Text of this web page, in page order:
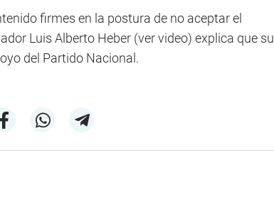
firmes en la postura de no aceptar el
Luis Alberto Heber (ver video) explica que su
del Partido Nacional.